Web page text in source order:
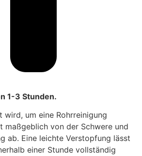
1-3 Stunden.
um eine Rohrreinigung
maßgeblich von der Schwere und
ab. Eine leichte Verstopfung lässt
einer Stunde vollständig